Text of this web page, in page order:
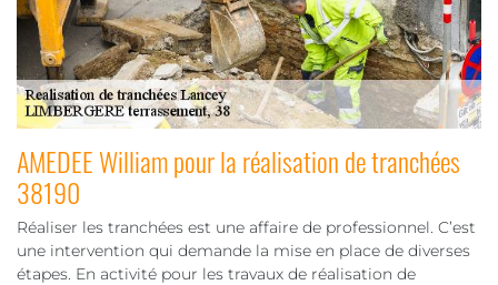
AMEDEE William pour la réalisation de tranchées
38190
Réaliser les tranchées est une affaire de professionnel. C’est
une intervention qui demande la mise en place de diverses
étapes. En activité pour les travaux de réalisation de